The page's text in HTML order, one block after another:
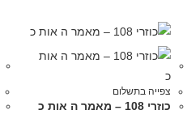
צפייה בתשלום
כוזרי 108 – מאמר ה אות כ